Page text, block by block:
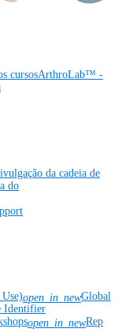
cursosArthroLab™ -
da cadeia de
do
open_in_newGlobal
Identifier
open_in_newRep